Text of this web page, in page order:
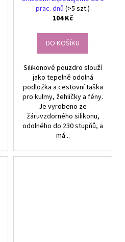
prac. dnů (>5 szt.)
104 Kč
DO KOŠÍKU
Silikonové pouzdro slouží
jako tepelně odolná
podložka a cestovní taška
pro kulmy, žehličky a fény.
Je vyrobeno ze
žáruvzdorného silikonu,
odolného do 230 stupňů, a
má...